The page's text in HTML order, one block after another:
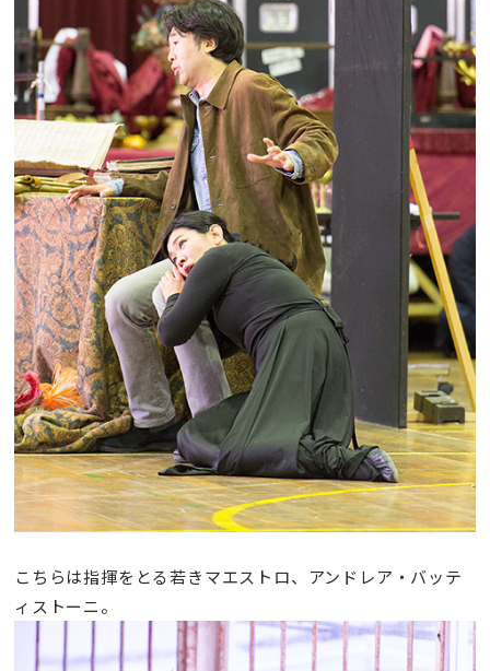
こちらは指揮をとる若きマエストロ、アンドレア・バッテ
ィストーニ。